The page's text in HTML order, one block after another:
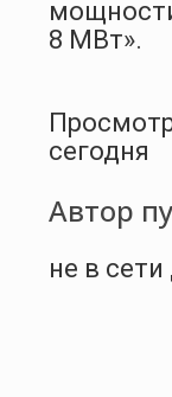
8 МВт».
сегодня
Автор
не в